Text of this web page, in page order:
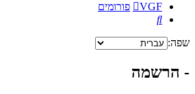
VGF
פורומים
חיפוש
שפה:
- הרשמה